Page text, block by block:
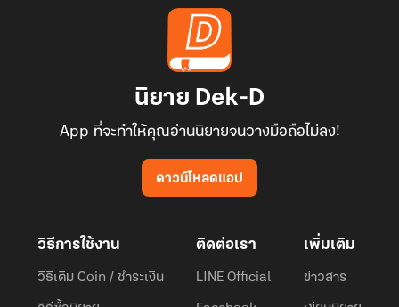
นิยาย Dek-D
App ที่จะทำให้คุณอ่านนิยายจนวางมือถือไม่ลง!
ดาวน์โหลดแอป
วิธีการใช้งาน
วิธีเติม Coin / ชำระเงิน
ติดต่อเรา
LINE Official
เพิ่มเติม
ข่าวสาร